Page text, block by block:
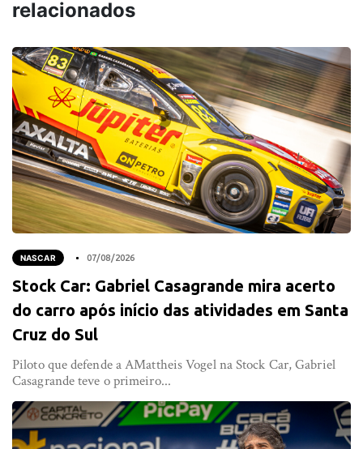
relacionados
NASCAR 07/08/2026
Stock Car: Gabriel Casagrande mira acerto
do carro após início das atividades em Santa
Cruz do Sul
Piloto que defende a AMattheis Vogel na Stock Car, Gabriel
Casagrande teve o primeiro...